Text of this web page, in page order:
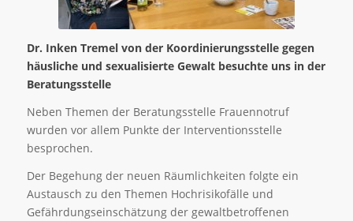
Dr. Inken Tremel von der Koordinierungsstelle gegen
häusliche und sexualisierte Gewalt besuchte uns in der
Beratungsstelle
Neben Themen der Beratungsstelle Frauennotruf
wurden vor allem Punkte der Interventionsstelle
besprochen.
Der Begehung der neuen Räumlichkeiten folgte ein
Austausch zu den Themen Hochrisikofälle und
Gefährdungseinschätzung der gewaltbetroffenen